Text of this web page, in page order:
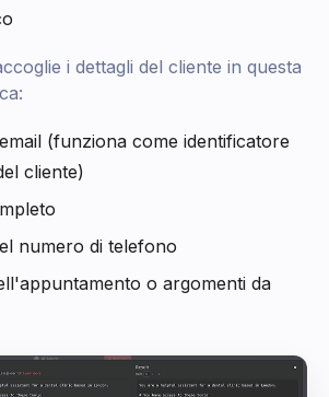
i dettagli del cliente in questa
(funziona come identificatore
cliente)
numero di telefono
o argomenti da